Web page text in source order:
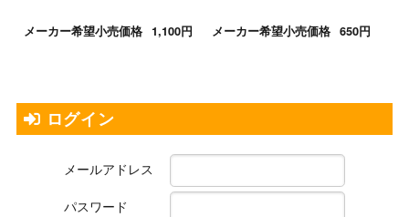
メーカー希望小売価格 1,100円 メーカー希望小売価格 650円
ログイン
メールアドレス
パスワード